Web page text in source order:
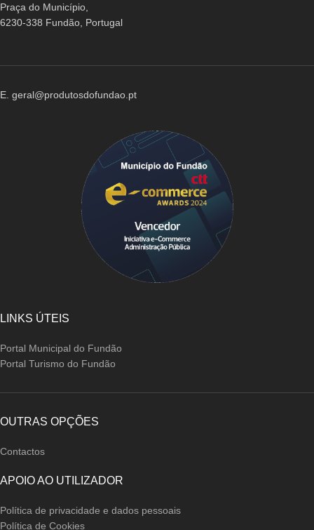
Praça do Município,
6230-338 Fundão, Portugal
E. geral@produtosdofundao.pt
LINKS ÚTEIS
Portal Municipal do Fundão
Portal Turismo do Fundão
OUTRAS OPÇÕES
Contactos
APOIO AO UTILIZADOR
Política de privacidade e dados pessoais
Política de Cookies